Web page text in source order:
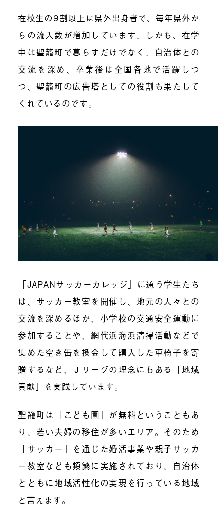
在校生の9割以上は県外出身者で、毎年県外か
らの流入数が増加しています。しかも、在学
中は聖籠町で暮らすだけでなく、自治体との
交流を深め、卒業後は全国各地で活躍しつ
つ、聖籠町の広告塔としての役割も果たして
くれているのです。
「JAPANサッカーカレッジ」に通う学生たち
は、サッカー教室を開催し、地元の人々との
交流を深めるほか、小学校の交通安全運動に
参加することや、網代浜海浜清掃活動などで
集めた空き缶を換金して購入した車椅子を寄
贈するなど、Ｊリーグの理念にもある「地域
貢献」を実践しています。
聖籠町は「こども園」が無料ということもあ
り、若い夫婦の移住が多いエリア。そのため
「サッカー」を通じた婚活事業や親子サッカ
ー教室なども頻繁に実施されており、自治体
とともに地域活性化の実現を行っている地域
と言えます。